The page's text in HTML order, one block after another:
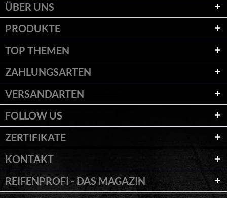
ÜBER UNS
PRODUKTE
TOP THEMEN
ZAHLUNGSARTEN
VERSANDARTEN
FOLLOW US
ZERTIFIKATE
KONTAKT
REIFENPROFI - DAS MAGAZIN